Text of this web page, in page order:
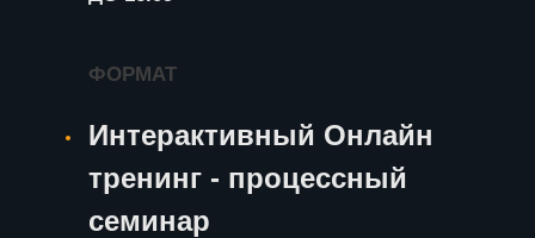
Интерактивный Онлайн
тренинг - процессный
семинар
ФОРМАТ